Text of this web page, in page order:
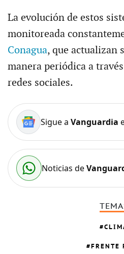
La evolución de estos
monitoreada
Conagua, que actualizan
manera periódica a
redes sociales.
Sigue a Vanguardia
Noticias de
FRENTE